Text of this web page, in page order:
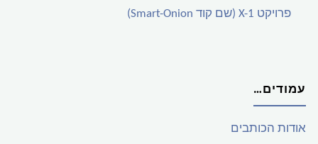
פרויקט X-1 (שם קוד Smart-Onion)
עמודים…
אודות הכותבים